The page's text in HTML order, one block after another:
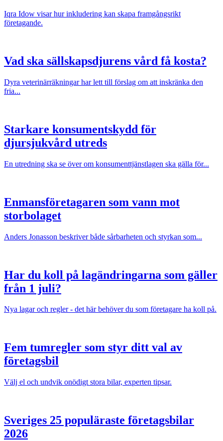
Iqra Idow visar hur inkludering kan skapa framgångsrikt
företagande.
Vad ska sällskapsdjurens vård få kosta?
Dyra veterinärräkningar har lett till förslag om att inskränka den
fria...
Starkare konsumentskydd för
djursjukvård utreds
En utredning ska se över om konsumenttjänstlagen ska gälla för...
Enmansföretagaren som vann mot
storbolaget
Anders Jonasson beskriver både sårbarheten och styrkan som...
Har du koll på lagändringarna som gäller
från 1 juli?
Nya lagar och regler - det här behöver du som företagare ha koll på.
Fem tumregler som styr ditt val av
företagsbil
Välj el och undvik onödigt stora bilar, experten tipsar.
Sveriges 25 populäraste företagsbilar
2026